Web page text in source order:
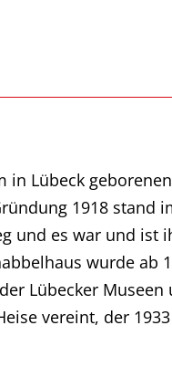
Lübeck
1918 stand
und es war und ist
wurde ab
Lübecker
vereint, der